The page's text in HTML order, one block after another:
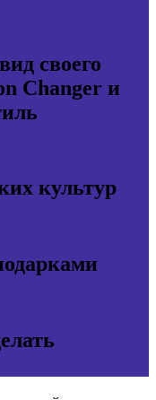
своего
Changer и
культур